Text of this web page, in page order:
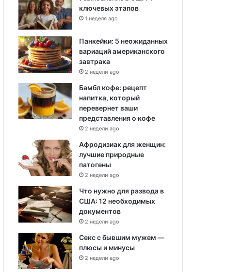
ключевых этапов
1 неделя ago
Панкейки: 5 неожиданных
вариаций американского
завтрака
2 недели ago
Бамбл кофе: рецепт
напитка, который
перевернет ваши
представления о кофе
2 недели ago
Афродизиак для женщин:
лучшие природные
патогены
2 недели ago
Что нужно для развода в
США: 12 необходимых
документов
2 недели ago
Секс с бывшим мужем —
плюсы и минусы
2 недели ago